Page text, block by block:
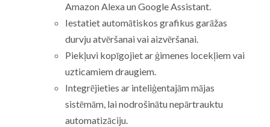
Amazon Alexa un Google Assistant.
Iestatiet automātiskos grafikus garāžas
durvju atvēršanai vai aizvēršanai.
Piekļuvi kopīgojiet ar ģimenes locekļiem vai
uzticamiem draugiem.
Integrējieties ar inteliģentajām mājas
sistēmām, lai nodrošinātu nepārtrauktu
automatizāciju.